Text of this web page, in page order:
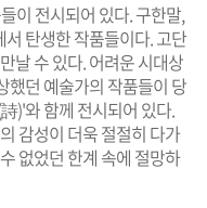
이 전시되어 있다. 구한말,
탄생한 작품들이다. 고단
날 수 있다. 어려운 시대상
했던 예술가의 작품들이 당
)'와 함께 전시되어 있다.
감성이 더욱 절절히 다가
없었던 한계 속에 절망하